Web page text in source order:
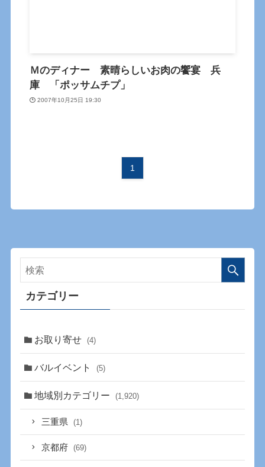
Ｍのディナー 素晴らしいお肉の饗宴 兵
庫 「ポッサムチプ」
2007年10月25日 19:30
1
カテゴリー
お取り寄せ (4)
バルイベント (5)
地域別カテゴリー (1,920)
三重県 (1)
京都府 (69)